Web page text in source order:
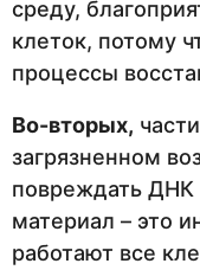
среду,
клеток, потому
процессы
Во-вторых,
загрязненном
повреждать ДНК
материал – это
работают все